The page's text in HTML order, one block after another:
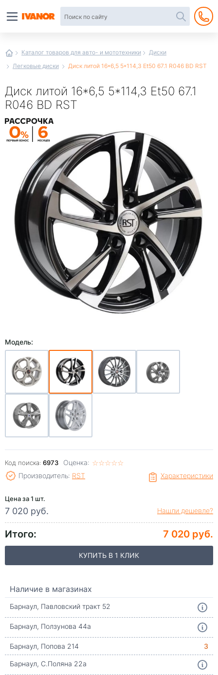
Каталог товаров для авто- и мототехники
Диски
Легковые диски
Диск литой 16*6,5 5*114,3 Et50 67.1 R046 BD RST
Диск литой 16*6,5 5*114,3 Et50 67.1
R046 BD RST
Модель:
Код поиска: 6973 Оценка: ☆☆☆☆☆
★★★★★
Характеристики
Производитель: RST
Цена за 1 шт.
7 020 руб. Нашли дешевле?
Итого: 7 020 руб.
КУПИТЬ В 1 КЛИК
Наличие в магазинах
Барнаул, Павловский тракт 52
Барнаул, Ползунова 44а
Барнаул, Попова 214
3
Барнаул, С.Поляна 22а
интернет-